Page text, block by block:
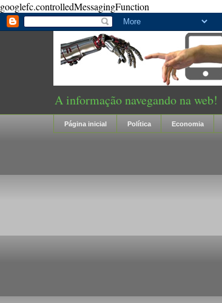
googlefc.controlledMessagingFunction
A informação navegando na web!
Página inicial Política Economia